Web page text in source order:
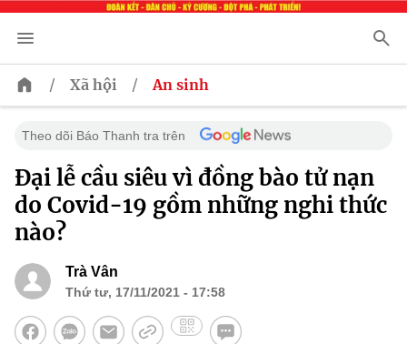
/ Xã hội / An sinh
Theo dõi Báo Thanh tra trên
Đại lễ cầu siêu vì đồng bào tử nạn
do Covid-19 gồm những nghi thức
nào?
Trà Vân
Thứ tư, 17/11/2021 - 17:58